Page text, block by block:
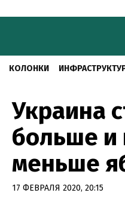
КОЛОНКИ
Украина
больше и
меньше
17 ФЕВРАЛЯ 2020, 20:15